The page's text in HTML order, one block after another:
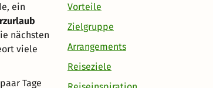
ein
nächsten
viele
Tage
Vorteile
Zielgruppe
Arrangements
Reiseziele